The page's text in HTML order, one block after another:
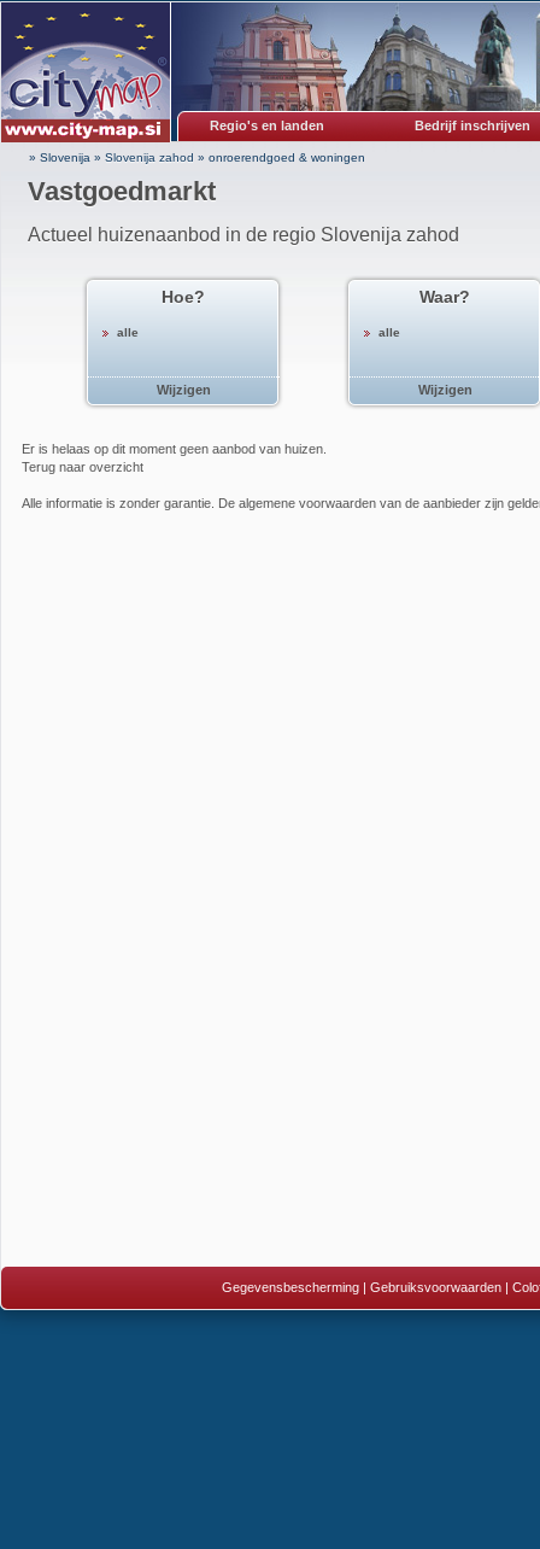
Regio's en landen Bedrijf inschrijven
» Slovenija » Slovenija zahod » onroerendgoed & woningen
Vastgoedmarkt
Actueel huizenaanbod in de regio Slovenija zahod
Hoe?
Wijzigen
alle
Waar?
Wijzigen
alle
Er is helaas op dit moment geen aanbod van huizen.
Terug naar overzicht
Alle informatie is zonder garantie. De algemene voorwaarden van de aanbieder zijn
Gegevensbescherming| Gebruiksvoorwaarden|